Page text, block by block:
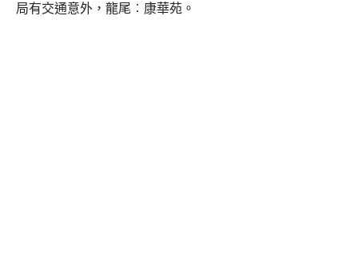
局有交通意外，龍尾︰康華苑。